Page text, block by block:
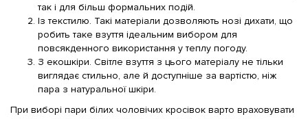
так і для більш формальних подій.
Із текстилю. Такі матеріали дозволяють нозі дихати, що
робить таке взуття ідеальним вибором для
повсякденного використання у теплу погоду.
З екошкіри. Світле взуття з цього матеріалу не тільки
виглядає стильно, але й доступніше за вартістю, ніж
пара з натуральної шкіри.
При виборі пари білих чоловічих кросівок варто враховувати